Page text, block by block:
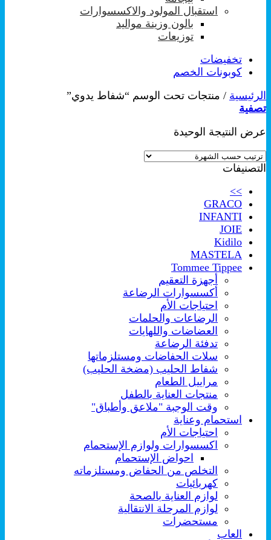
استقبال المولود والاكسسوارات
بالون وزينة مواليد
توزيعات
تخفيضات
كوبونات الخصم
الرئيسية / منتجات تحت الوسم “شفاط يدوي”
تصفية
عرض النتيجة الوحيدة
التصنيفات
>>
GRACO
INFANTI
JOIE
Kidilo
MASTELA
Tommee Tippee
أجهزة التعقيم
أكسسوارات الرضاعة
احتياجات الأم
الرضاعات والحلمات
العضاضات واللهايات
تدفئة الرضاعة
سلات الحفاضات ومستلزماتها
شفاط الحليب (مضخة الحليب)
مراييل الطعام
منتجات العناية بالطفل
وقت الوجبة "ملاعق وأطباق"
استحمام وعناية
احتياجات الأم
اكسسوارات ولوازم الإستحمام
احواض الإستحمام
التخلص من الحفاض ومستلزماته
كهربائيات
لوازم العناية بالصحة
لوازم المرحلة الانتقالية
مستحضرات
العاب